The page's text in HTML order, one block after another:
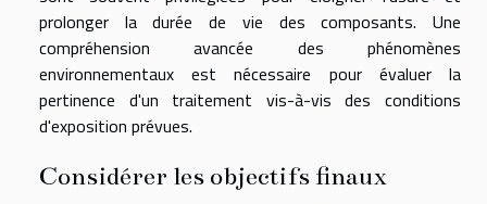
prolonger la durée de vie des composants. Une
compréhension avancée des phénomènes
environnementaux est nécessaire pour évaluer la
pertinence d'un traitement vis-à-vis des conditions
d'exposition prévues.
Considérer les objectifs finaux